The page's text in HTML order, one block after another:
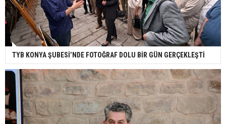
TYB KONYA ŞUBESİ’NDE FOTOĞRAF DOLU BİR GÜN GERÇEKLEŞTİ